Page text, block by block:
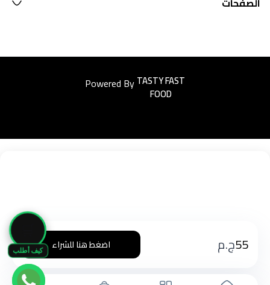
كيف أطلب 55ج.م اضغط هنا للشراء
Powered ByEasyorders